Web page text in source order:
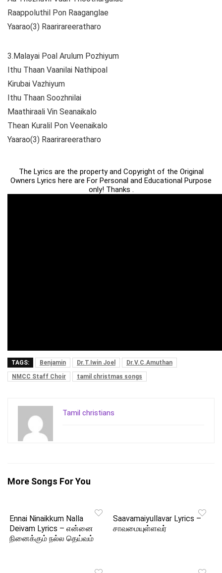
Raappoluthil Pon Raaganglae
Yaarao(3) Raarirareeratharo
3.Malayai Poal Arulum Pozhiyum
Ithu Thaan Vaanilai Nathipoal
Kirubai Vazhiyum
Ithu Thaan Soozhnilai
Maathiraali Vin Seanaikalo
Thean Kuralil Pon Veenaikalo
Yaarao(3) Raarirareeratharo
The Lyrics are the property and Copyright of the Original
Owners Lyrics here are For Personal and Educational Purpose
only! Thanks .
TAGS: Benjamin Dr.T.Iwin Joel
Dr.V.C.Amuthan
NMCC Staff Choir
tamil christmas songs
Tamil christians
More Songs For You
Ennai Ninaikkum Nalla
Deivam Lyrics – என்னை
நினைக்கும் நல்ல தெய்வம்
Saavamaiyullavar Lyrics –
சாவமையுள்ளவர்